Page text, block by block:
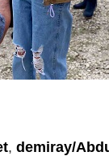
, demiray/